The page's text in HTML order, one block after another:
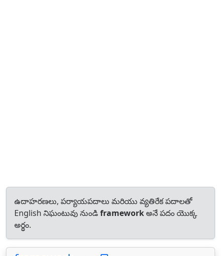
ఉదాహరణలు, పర్యాయపదాలు మరియు వ్యతిరేక పదాలతో
English నిఘంటువు నుండిframeworkఅనే పదం యొక్క
అర్థం.